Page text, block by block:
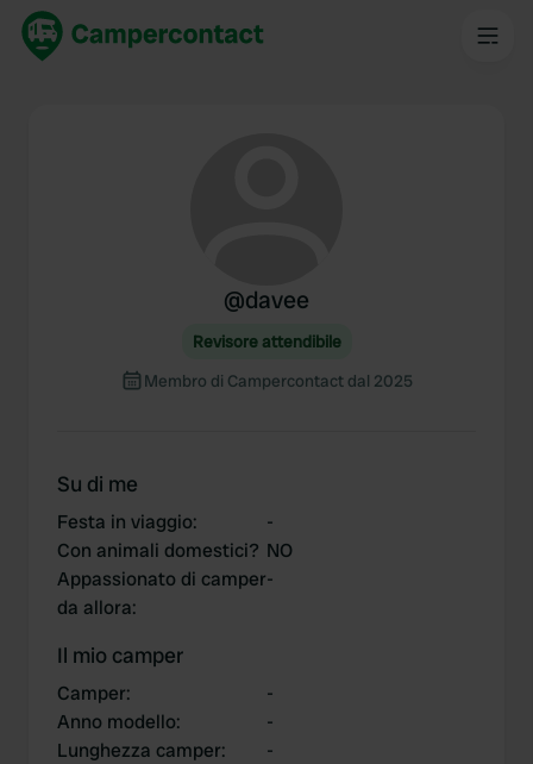
@davee
Revisore attendibile
Membro di Campercontact dal 2025
Su di me
Festa in viaggio:
-
Con animali domestici? NO
Appassionato di camper
da allora:
-
Il mio camper
Camper:
-
Anno modello:
-
Lunghezza camper:
-